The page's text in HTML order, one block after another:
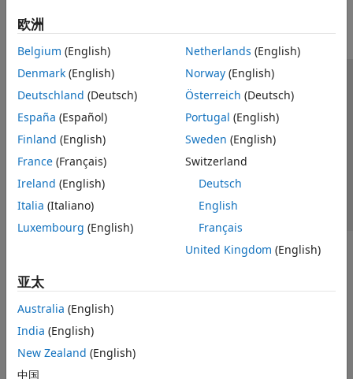
欧洲
Belgium (English)
Denmark (English)
Deutschland (Deutsch)
España (Español)
Finland (English)
France (Français)
Ireland (English)
Italia (Italiano)
Luxembourg (English)
Netherlands (English)
Norway(English)
Österreich (Deutsch)
Portugal (English)
Sweden (English)
Switzerland
Deutsch
English
Français
United Kingdom (English)
亚太
Australia (English)
India (English)
New Zealand (English)
中国
信任中心 商标 隐私政策 防盗版
应用程序状态
联系我们
© 1994-2026 The MathWorks, Inc.